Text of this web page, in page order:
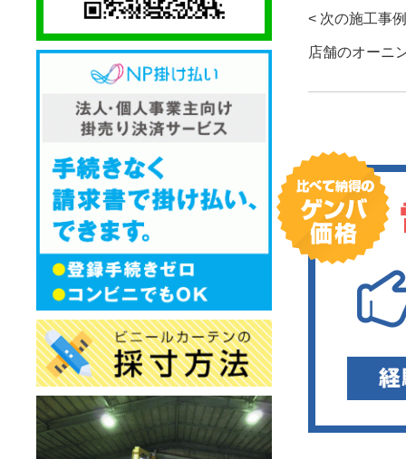
< 次の施工事例
店舗のオーニ